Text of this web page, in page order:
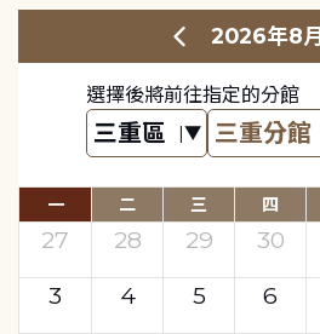
2026年8月
選擇後將前往指定的分館
一 二 三 四
27 28 29 30
3
4 5 6